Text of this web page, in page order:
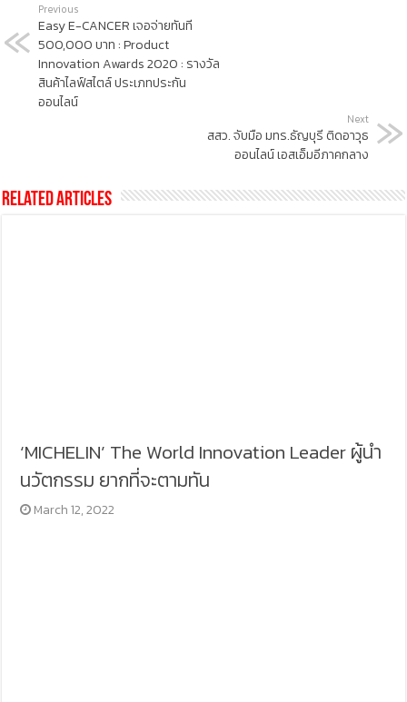
Previous
Easy E-CANCER เจอจ่ายทันที
500,000 บาท : Product
Innovation Awards 2020 : รางวัล
สินค้าไลฟ์สไตล์ ประเภทประกัน
ออนไลน์
Next
สสว. จับมือ มทร.ธัญบุรี ติดอาวุธ
ออนไลน์ เอสเอ็มอีภาคกลาง
Related Articles
‘MICHELIN’ The World Innovation Leader ผู้นำ
นวัตกรรม ยากที่จะตามทัน
March 12, 2022